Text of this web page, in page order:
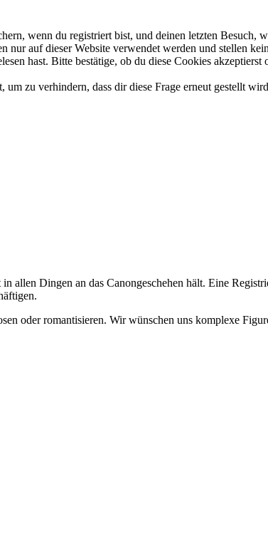
wenn du registriert bist, und deinen letzten Besuch,
nur auf dieser Website verwendet werden und stellen
hast. Bitte bestätige, ob du diese Cookies akzeptierst
zu verhindern, dass dir diese Frage erneut gestellt
allen Dingen an das Canongeschehen hält. Eine
oder romantisieren. Wir wünschen uns komplexe